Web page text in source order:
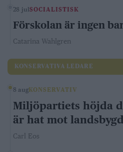
28 julSOCIALISTISK
Förskolan är ingen
Catarina Wahlgren
KONSERVATIVA LEDARE
8 aug KONSERVATIV
Miljöpartiets höjda
är hat mot
Carl Eos